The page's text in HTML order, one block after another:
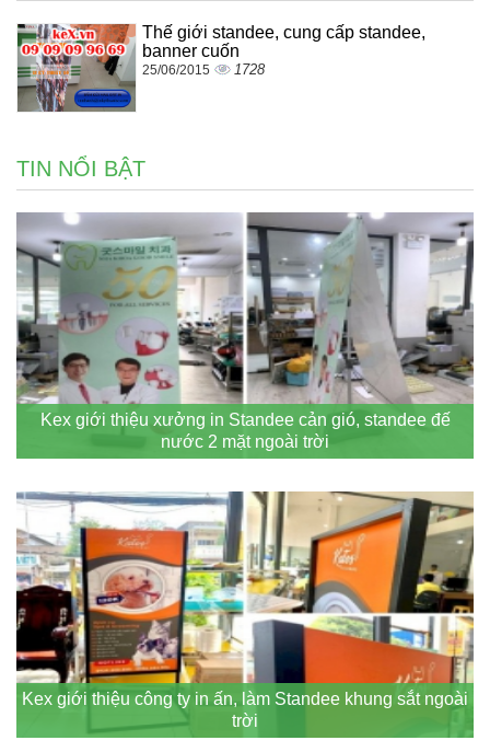
Thế giới standee, cung cấp standee,
banner cuốn
25/06/2015 1728
TIN NỔI BẬT
Kex giới thiệu xưởng in Standee cản gió, standee đế
nước 2 mặt ngoài trời
Kex giới thiệu công ty in ấn, làm Standee khung sắt ngoài
trời